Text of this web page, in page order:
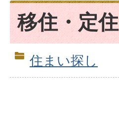
移住・定住
住まい探し